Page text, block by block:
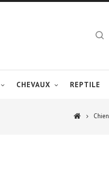
CHEVAUX REPTILE
Chien